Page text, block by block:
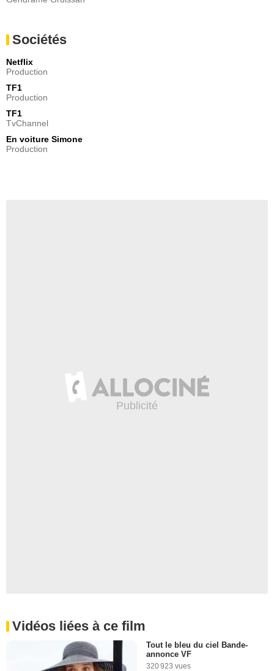
Sociétés
Netflix
Production
TF1
Production
TF1
TvChannel
En voiture Simone
Production
Vidéos liées à ce film
Tout le bleu du ciel Bande-
annonce VF
320 923 vues